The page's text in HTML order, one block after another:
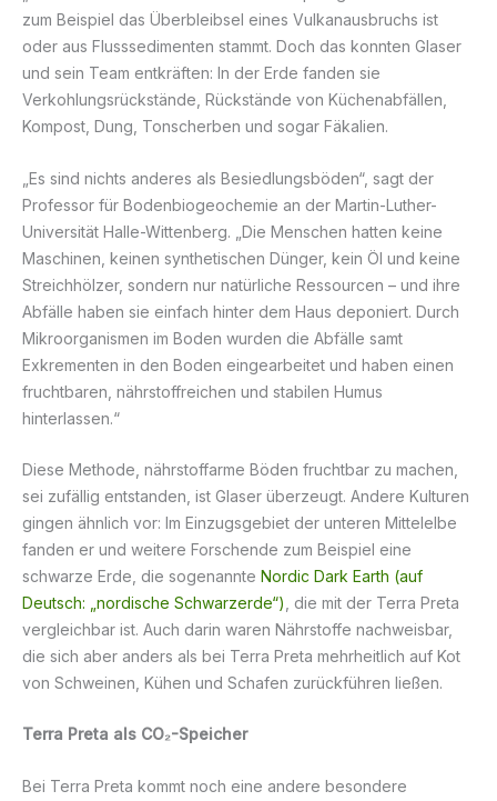
zum Beispiel das Überbleibsel eines Vulkanausbruchs ist
oder aus Flusssedimenten stammt. Doch das konnten Glaser
und sein Team entkräften: In der Erde fanden sie
Verkohlungsrückstände, Rückstände von Küchenabfällen,
Kompost, Dung, Tonscherben und sogar Fäkalien.
„Es sind nichts anderes als Besiedlungsböden“, sagt der
Professor für Bodenbiogeochemie an der Martin-Luther-
Universität Halle-Wittenberg. „Die Menschen hatten keine
Maschinen, keinen synthetischen Dünger, kein Öl und keine
Streichhölzer, sondern nur natürliche Ressourcen – und ihre
Abfälle haben sie einfach hinter dem Haus deponiert. Durch
Mikroorganismen im Boden wurden die Abfälle samt
Exkrementen in den Boden eingearbeitet und haben einen
fruchtbaren, nährstoffreichen und stabilen Humus
hinterlassen.“
Diese Methode, nährstoffarme Böden fruchtbar zu machen,
sei zufällig entstanden, ist Glaser überzeugt. Andere Kulturen
gingen ähnlich vor: Im Einzugsgebiet der unteren Mittelelbe
fanden er und weitere Forschende zum Beispiel eine
schwarze Erde, die sogenannte Nordic Dark Earth (auf
Deutsch: „nordische Schwarzerde“)
, die mit der Terra Preta
vergleichbar ist. Auch darin waren Nährstoffe nachweisbar,
die sich aber anders als bei Terra Preta mehrheitlich auf Kot
von Schweinen, Kühen und Schafen zurückführen ließen.
Terra Preta als CO₂-Speicher
Bei Terra Preta kommt noch eine andere besondere